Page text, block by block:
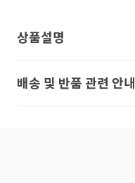
상품설명
배송 및 반품 관련 안내